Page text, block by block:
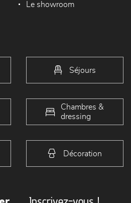
Le showroom
Séjours
Chambres &
dressing
Décoration